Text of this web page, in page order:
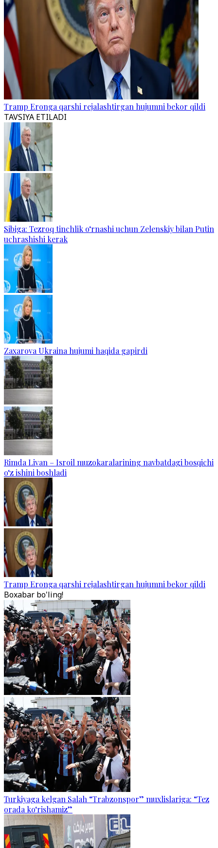
Tramp Eronga qarshi rejalashtirgan hujumni bekor qildi
TAVSIYA ETILADI
Sibiga: Tezroq tinchlik o‘rnashi uchun Zelenskiy bilan Putin
uchrashishi kerak
Zaxarova Ukraina hujumi haqida gapirdi
Rimda Livan – Isroil muzokaralarining navbatdagi bosqichi
o‘z ishini boshladi
Tramp Eronga qarshi rejalashtirgan hujumni bekor qildi
Boxabar bo'ling!
Turkiyaga kelgan Salah “Trabzonspor” muxlislariga: “Tez
orada ko‘rishamiz”